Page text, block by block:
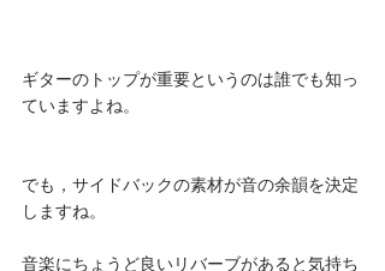
ギターのトップが重要というのは誰でも知っ
ていますよね。
でも，サイドバックの素材が音の余韻を決定
しますね。
音楽にちょうど良いリバーブがあると気持ち